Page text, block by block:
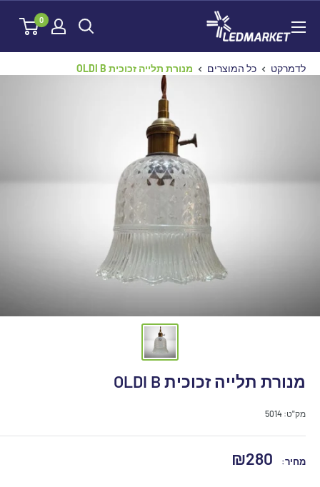
לתוכן
0
לדמרקט כל המוצרים מנורת תלייה זכוכית OLDI B
מנורת תלייה זכוכית OLDI B
מק"ט: 5014
מחיר:
מחיר
₪280
נורת פילמנט ST64
נורת פילמנט A60